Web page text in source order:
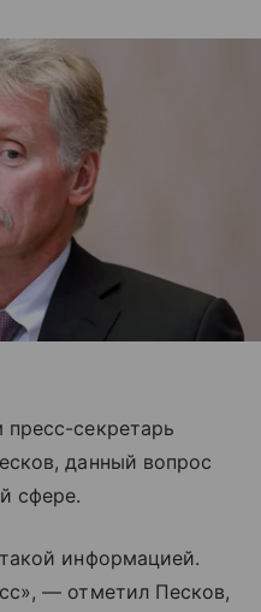
секретарь
данный вопрос
сфере.
информацией.
— отметил Песков,